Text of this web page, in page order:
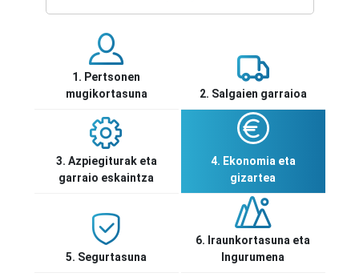
1. Pertsonen
mugikortasuna
2. Salgaien garraioa
3. Azpiegiturak eta
garraio eskaintza
4. Ekonomia eta
gizartea
5. Segurtasuna
6. Iraunkortasuna eta
Ingurumena